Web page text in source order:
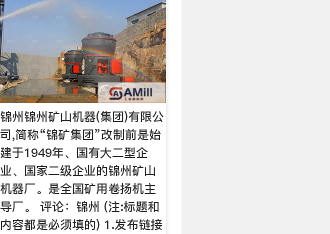
锦州锦州矿山机器(集团)有限公
司,简称“锦矿集团”改制前是始
建于1949年、国有大二型企
业、国家二级企业的锦州矿山
机器厂。是全国矿用卷扬机主
导厂。 评论：锦州 (注:标题和
内容都是必须填的) 1.发布链接